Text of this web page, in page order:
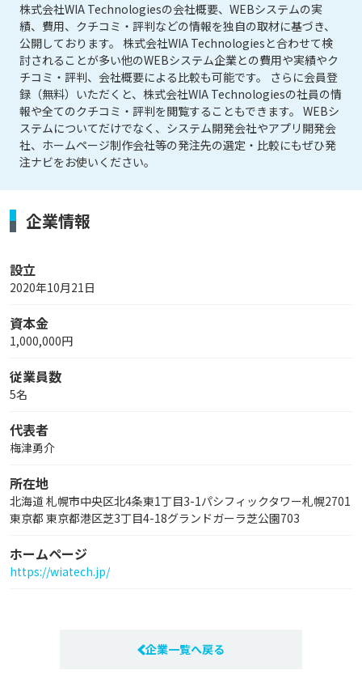
株式会社WIA Technologiesの会社概要、WEBシステムの実
績、費用、クチコミ・評判などの情報を独自の取材に基づき、
公開しております。 株式会社WIA Technologiesと合わせて検
討されることが多い他のWEBシステム企業との費用や実績やク
チコミ・評判、会社概要による比較も可能です。 さらに会員登
録（無料）いただくと、株式会社WIA Technologiesの社員の情
報や全てのクチコミ・評判を閲覧することもできます。 WEBシ
ステムについてだけでなく、システム開発会社やアプリ開発会
社、ホームページ制作会社等の発注先の選定・比較にもぜひ発
注ナビをお使いください。
企業情報
設立
2020年10月21日
資本金
1,000,000円
従業員数
5名
代表者
梅津勇介
所在地
北海道 札幌市中央区北4条東1丁目3-1パシフィックタワー札幌2701
東京都 東京都港区芝3丁目4-18グランドガーラ芝公園703
ホームページ
https://wiatech.jp/
企業一覧へ戻る